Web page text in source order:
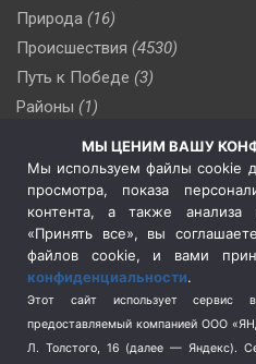
Природа (16)
Происшествия (4530)
Путь к Победе (3)
Районы (1)
(510)
Сельское хозяйство (3)
Социальная политика
(3)
Спецоперация в Украине
Спецоперация на Украине
(404)
Спорт (740)
Терроризм (1)
МЫ ЦЕНИМ ВАШУ
Мы используем файлы cookie
просмотра, показа
контента, а также
«Принять все», вы
файлов cookie, и вами
конфиденциальности.
Этот сайт использует сервис
предоставляемый компанией ООО
Л. Толстого, 16 (далее — Яндекс).